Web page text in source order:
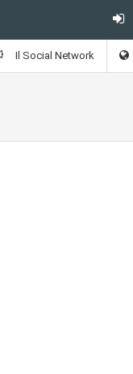
Il Social Network